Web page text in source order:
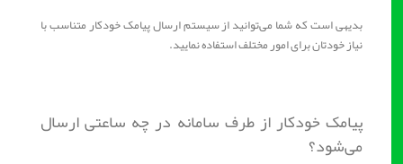
بدیهی است که شما می‌توانید از سیستم ارسال پیامک خودکار متناسب با
نیاز خودتان برای امور مختلف استفاده نمایید.
پیامک خودکار از طرف سامانه در چه ساعتی ارسال
می‌شود؟